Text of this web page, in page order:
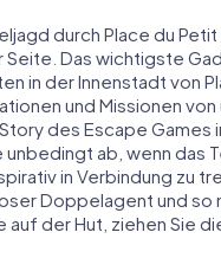
durch Place du Petit
Das wichtigste
in der Innenstadt von
und Missionen
des Escape Games
ab, wenn das
in Verbindung zu
Doppelagent und so
der Hut, ziehen Sie